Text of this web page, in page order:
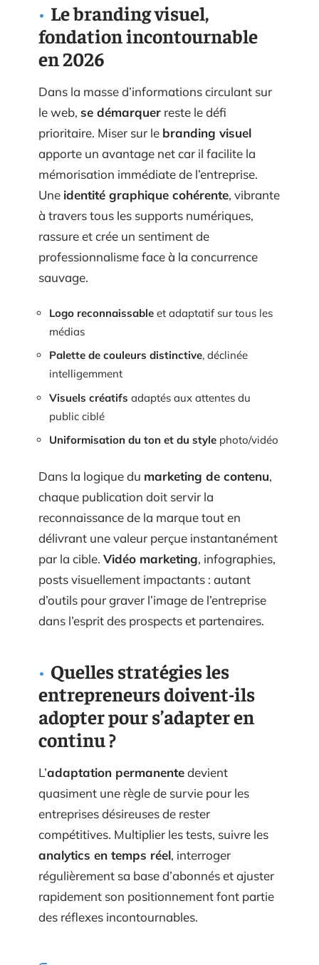
Le branding visuel,
fondation incontournable
en 2026
Dans la masse d’informations circulant sur
le web, se démarquer reste le défi
prioritaire. Miser sur le branding visuel
apporte un avantage net car il facilite la
mémorisation immédiate de l’entreprise.
Une identité graphique cohérente, vibrante
à travers tous les supports numériques,
rassure et crée un sentiment de
professionnalisme face à la concurrence
sauvage.
Logo reconnaissable et adaptatif sur tous les
médias
Palette de couleurs distinctive, déclinée
intelligemment
Visuels créatifs adaptés aux attentes du
public ciblé
Uniformisation du ton et du style photo/vidéo
Dans la logique du marketing de contenu,
chaque publication doit servir la
reconnaissance de la marque tout en
délivrant une valeur perçue instantanément
par la cible. Vidéo marketing, infographies,
posts visuellement impactants : autant
d’outils pour graver l’image de l’entreprise
dans l’esprit des prospects et partenaires.
Quelles stratégies les
entrepreneurs doivent-ils
adopter pour s’adapter en
continu ?
L’adaptation permanentedevient
quasiment une règle de survie pour les
entreprises désireuses de rester
compétitives. Multiplier les tests, suivre les
analytics en temps réel, interroger
régulièrement sa base d’abonnés et ajuster
rapidement son positionnement font partie
des réflexes incontournables.